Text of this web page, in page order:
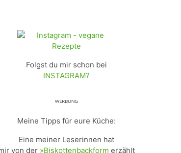
Folgst du mir schon bei
INSTAGRAM?
ᵂᴱᴿᴮᵁᴺᴳ
Meine Tipps für eure Küche:
Eine meiner Leserinnen hat
von der »Biskottenbackform erzählt